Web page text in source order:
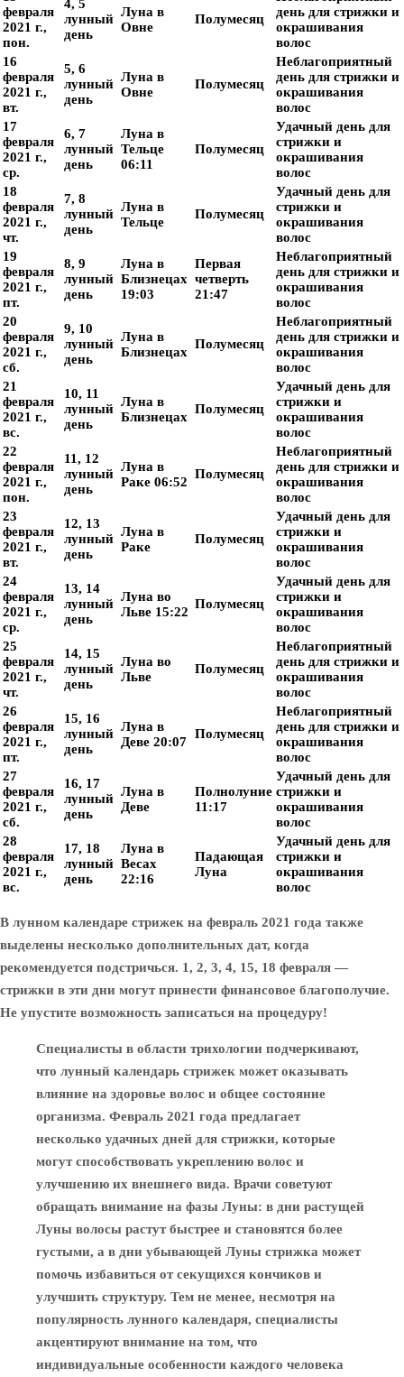
февраля
2021 г.,
пон.
4, 5
лунный
день
Луна в
Овне
Полумесяц
день для стрижки и
окрашивания
волос
16
февраля
2021 г.,
вт.
5, 6
лунный
день
Луна в
Овне
Полумесяц
Неблагоприятный
день для стрижки и
окрашивания
волос
17
февраля
2021 г.,
ср.
6, 7
лунный
день
Луна в
Тельце
06:11
Полумесяц
Удачный день для
стрижки и
окрашивания
волос
18
февраля
2021 г.,
чт.
7, 8
лунный
день
Луна в
Тельце
Полумесяц
Удачный день для
стрижки и
окрашивания
волос
19
февраля
2021 г.,
пт.
8, 9
лунный
день
Луна в
Близнецах
19:03
Первая
четверть
21:47
Неблагоприятный
день для стрижки и
окрашивания
волос
20
февраля
2021 г.,
сб.
9, 10
лунный
день
Луна в
Близнецах
Полумесяц
Неблагоприятный
день для стрижки и
окрашивания
волос
21
февраля
2021 г.,
вс.
10, 11
лунный
день
Луна в
Близнецах
Полумесяц
Удачный день для
стрижки и
окрашивания
волос
22
февраля
2021 г.,
пон.
11, 12
лунный
день
Луна в
Раке 06:52
Полумесяц
Неблагоприятный
день для стрижки и
окрашивания
волос
23
февраля
2021 г.,
вт.
12, 13
лунный
день
Луна в
Раке
Полумесяц
Удачный день для
стрижки и
окрашивания
волос
24
февраля
2021 г.,
ср.
13, 14
лунный
день
Луна во
Льве 15:22
Полумесяц
Удачный день для
стрижки и
окрашивания
волос
25
февраля
2021 г.,
чт.
14, 15
лунный
день
Луна во
Льве
Полумесяц
Неблагоприятный
день для стрижки и
окрашивания
волос
26
февраля
2021 г.,
пт.
15, 16
лунный
день
Луна в
Деве 20:07
Полумесяц
Неблагоприятный
день для стрижки и
окрашивания
волос
27
февраля
2021 г.,
сб.
16, 17
лунный
день
Луна в
Деве
Полнолуние
11:17
Удачный день для
стрижки и
окрашивания
волос
28
февраля
2021 г.,
вс.
17, 18
лунный
день
Луна в
Весах
22:16
Падающая
Луна
Удачный день для
стрижки и
окрашивания
волос
В лунном календаре стрижек на февраль 2021 года также
выделены несколько дополнительных дат, когда
рекомендуется подстричься. 1, 2, 3, 4, 15, 18 февраля —
стрижки в эти дни могут принести финансовое благополучие.
Не упустите возможность записаться на процедуру!
Специалисты в области трихологии подчеркивают,
что лунный календарь стрижек может оказывать
влияние на здоровье волос и общее состояние
организма. Февраль 2021 года предлагает
несколько удачных дней для стрижки, которые
могут способствовать укреплению волос и
улучшению их внешнего вида. Врачи советуют
обращать внимание на фазы Луны: в дни растущей
Луны волосы растут быстрее и становятся более
густыми, а в дни убывающей Луны стрижка может
помочь избавиться от секущихся кончиков и
улучшить структуру. Тем не менее, несмотря на
популярность лунного календаря, специалисты
акцентируют внимание на том, что
индивидуальные особенности каждого человека